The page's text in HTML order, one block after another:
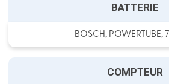
BATTERIE
BOSCH, POWERTUBE,
COMPTEUR